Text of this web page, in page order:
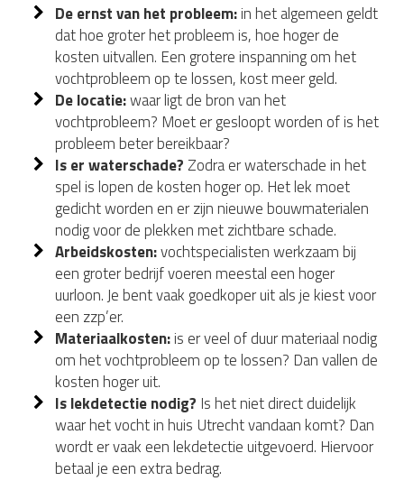
De ernst van het probleem:in het algemeen geldt
dat hoe groter het probleem is, hoe hoger de
kosten uitvallen. Een grotere inspanning om het
vochtprobleem op te lossen, kost meer geld.
De locatie:waar ligt de bron van het
vochtprobleem? Moet er gesloopt worden of is het
probleem beter bereikbaar?
Is er waterschade? Zodra er waterschade in het
spel is lopen de kosten hoger op. Het lek moet
gedicht worden en er zijn nieuwe bouwmaterialen
nodig voor de plekken met zichtbare schade.
Arbeidskosten:vochtspecialisten werkzaam bij
een groter bedrijf voeren meestal een hoger
uurloon. Je bent vaak goedkoper uit als je kiest voor
een zzp’er.
Materiaalkosten:is er veel of duur materiaal nodig
om het vochtprobleem op te lossen? Dan vallen de
kosten hoger uit.
Is lekdetectie nodig? Is het niet direct duidelijk
waar het vocht in huis Utrecht vandaan komt? Dan
wordt er vaak een lekdetectie uitgevoerd. Hiervoor
betaal je een extra bedrag.